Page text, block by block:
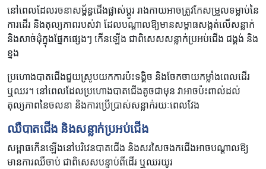
នៅពេលដែលរចនាសម្ព័ន្ធជើងផ្លាស់ប្តូរ រាងកាយអាចត្រូវកែសម្រួលទម្លាប់នៃ
ការដើរ និងតុល្យភាពរបស់វា ដែលបណ្តាលឱ្យមានសម្ពាធសង្កត់លើសន្លាក់
និងសាច់ដុំក្នុងផ្នែកផ្សេងៗ កើនឡើង ជាពិសេសសន្លាក់ប្រអប់ជើង ជង្គង់ និង
ខ្នង
ប្រហោងបាតជើងជួយស្រូបយកការប៉ះទង្គិច និងចែកចាយកម្លាំងពេលដើរ
ឬឈរ។ នៅពេលដែលប្រហោងបាតជើងតូចជាមុន វាអាចប៉ះពាល់ដល់
តុល្យភាពនៃចលនា និងការប្រើប្រាស់សន្លាក់រយៈពេលវែង
ឈឺបាតជើង និងសន្លាក់ប្រអប់ជើង
សម្ពាធកើនឡើងនៅបរិវេនបាតជើង និងសរសៃចងកជើងអាចបណ្តាលឱ្យ
មានការឈឺចាប់ ជាពិសេសបន្ទាប់ពីដើរ ឬឈរយូរ